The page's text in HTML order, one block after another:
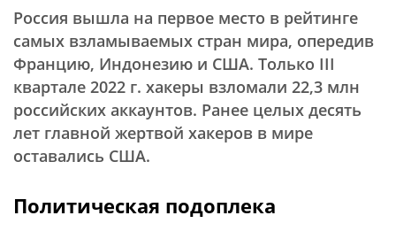
Россия вышла на первое место в рейтинге
самых взламываемых стран мира, опередив
Францию, Индонезию и США. Только III
квартале 2022 г. хакеры взломали 22,3 млн
российских аккаунтов. Ранее целых десять
лет главной жертвой хакеров в мире
оставались США.
Политическая подоплека